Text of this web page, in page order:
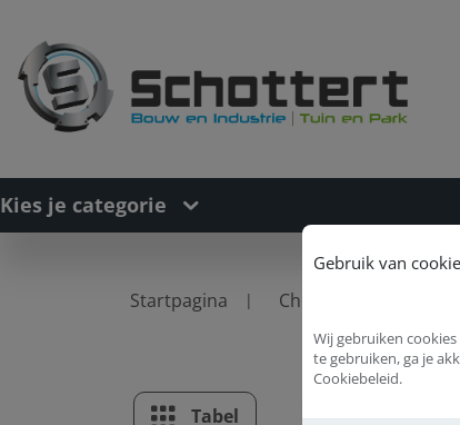
Gebruik van
Wij gebruiken
te gebruiken, ga je
Cookiebeleid.
Kies je categorie
Startpagina Chemie
Tabel Lijst